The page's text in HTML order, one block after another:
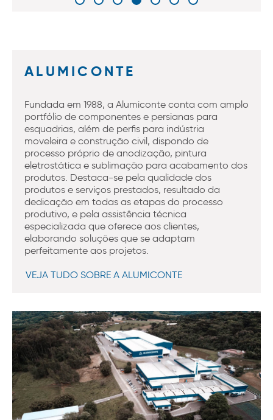
ALUMICONTE
Fundada em 1988, a Alumiconte conta com amplo
portfólio de componentes e persianas para
esquadrias, além de perfis para indústria
moveleira e construção civil, dispondo de
processo próprio de anodização, pintura
eletrostática e sublimação para acabamento dos
produtos. Destaca-se pela qualidade dos
produtos e serviços prestados, resultado da
dedicação em todas as etapas do processo
produtivo, e pela assistência técnica
especializada que oferece aos clientes,
elaborando soluções que se adaptam
perfeitamente aos projetos.
VEJA TUDO SOBRE A ALUMICONTE